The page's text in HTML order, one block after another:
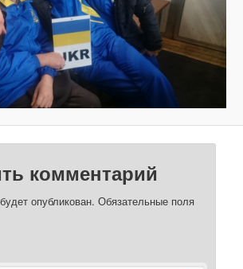
комментарий
опубликован. Обязательные поля